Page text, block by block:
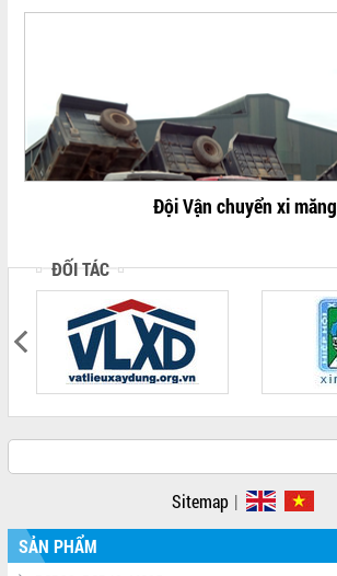
Đội Vận chuyển xi măng
ĐỐI TÁC
Sitemap |
SẢN PHẨM